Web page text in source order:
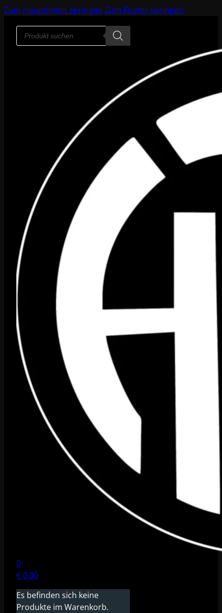
Zum Hauptinhalt springen Zum Footer springen
Products
search
0
€0,00
Es befinden sich keine
Produkte im Warenkorb.